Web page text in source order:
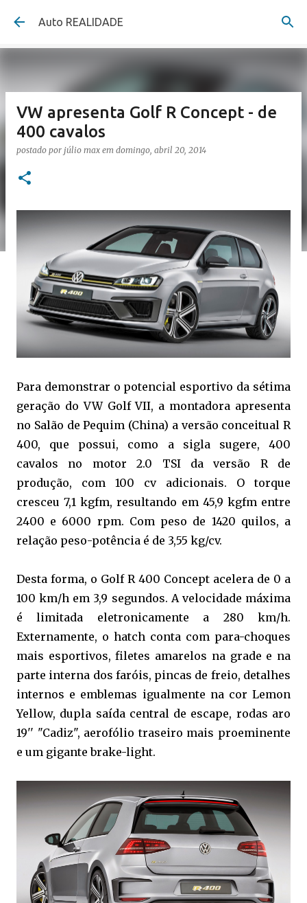
Pular para o conteúdo principal
Auto REALIDADE
VW apresenta Golf R Concept - de
400 cavalos
postado por júlio max em domingo, abril 20, 2014
Para demonstrar o potencial esportivo da sétima
geração do VW Golf VII, a montadora apresenta
no Salão de Pequim (China) a versão conceitual R
400, que possui, como a sigla sugere, 400
cavalos no motor 2.0 TSI da versão R de
produção, com 100 cv adicionais. O torque
cresceu 7,1 kgfm, resultando em 45,9 kgfm entre
2400 e 6000 rpm. Com peso de 1420 quilos, a
relação peso-potência é de 3,55 kg/cv.
Desta forma, o Golf R 400 Concept acelera de 0 a
100 km/h em 3,9 segundos. A velocidade máxima
é limitada eletronicamente a 280 km/h.
Externamente, o hatch conta com para-choques
mais esportivos, filetes amarelos na grade e na
parte interna dos faróis, pincas de freio, detalhes
internos e emblemas igualmente na cor Lemon
Yellow, dupla saída central de escape, rodas aro
19'' "Cadiz", aerofólio traseiro mais proeminente
e um gigante brake-light.